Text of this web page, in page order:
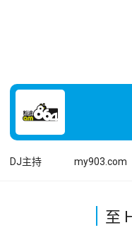
DJ主持 my903.com
至